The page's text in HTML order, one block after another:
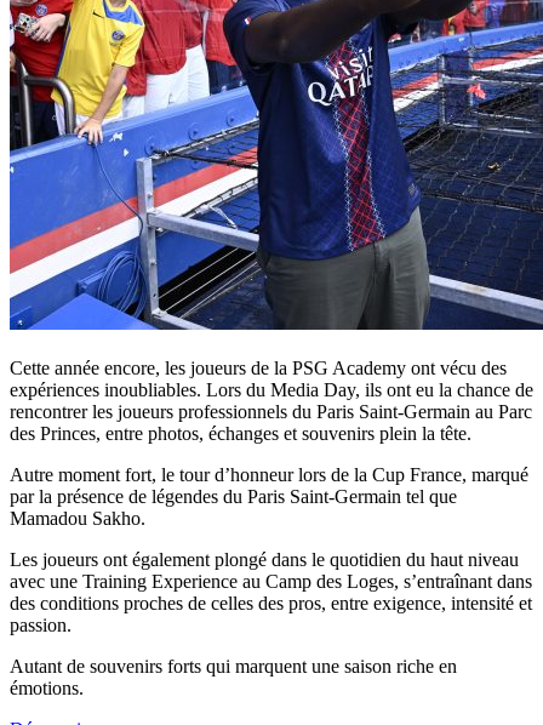
Cette année encore, les joueurs de la PSG Academy ont vécu des
expériences inoubliables. Lors du Media Day, ils ont eu la chance de
rencontrer les joueurs professionnels du Paris Saint-Germain au Parc
des Princes, entre photos, échanges et souvenirs plein la tête.
Autre moment fort, le tour d’honneur lors de la Cup France, marqué
par la présence de légendes du Paris Saint-Germain tel que
Mamadou Sakho.
Les joueurs ont également plongé dans le quotidien du haut niveau
avec une Training Experience au Camp des Loges, s’entraînant dans
des conditions proches de celles des pros, entre exigence, intensité et
passion.
Autant de souvenirs forts qui marquent une saison riche en
émotions.